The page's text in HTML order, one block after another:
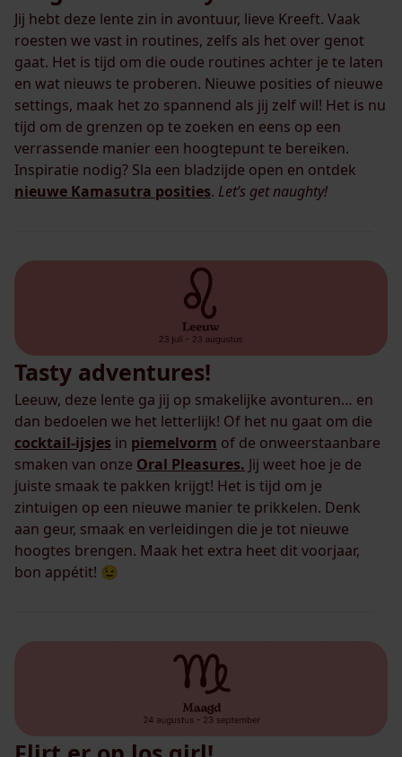
Jij hebt deze lente zin in avontuur, lieve Kreeft. Vaak
roesten we vast in routines, zelfs als het over genot
gaat. Het is tijd om die oude routines achter je te laten
en wat nieuws te proberen. Nieuwe posities of nieuwe
settings, maak het zo spannend als jij zelf wil! Het is nu
tijd om de grenzen op te zoeken en eens op een
verrassende manier een hoogtepunt te bereiken.
Inspiratie nodig? Sla een bladzijde open en ontdek
nieuwe Kamasutra posities. Let’s get naughty!
Tasty adventures!
Leeuw, deze lente ga jij op smakelijke avonturen… en
dan bedoelen we het letterlijk! Of het nu gaat om die
cocktail-ijsjes in piemelvorm of de onweerstaanbare
smaken van onze Oral Pleasures. Jij weet hoe je de
juiste smaak te pakken krijgt! Het is tijd om je
zintuigen op een nieuwe manier te prikkelen. Denk
aan geur, smaak en verleidingen die je tot nieuwe
hoogtes brengen. Maak het extra heet dit voorjaar,
bon appétit! 😉